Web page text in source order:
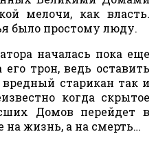
мелочи, как власть.
было простому люду.
началась пока еще
трон, ведь оставить
старикан так и
когда скрытое
Домов перейдет в
жизнь, а на смерть…